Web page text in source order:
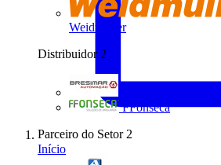
Weidmüller
Distribuidor 2
FFonseca
Parceiro do Setor 2
Início